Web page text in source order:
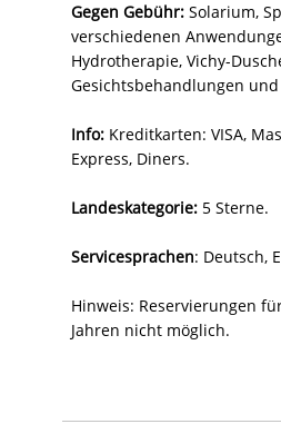
Gegen Gebühr: Solarium,
verschiedenen
Hydrotherapie, Vichy-
Gesichtsbehandlungen und
Info: Kreditkarten: VISA,
Express, Diners.
Landeskategorie: 5 Sterne.
Servicesprachen: Deutsch,
Hinweis: Reservierungen
Jahren nicht möglich.